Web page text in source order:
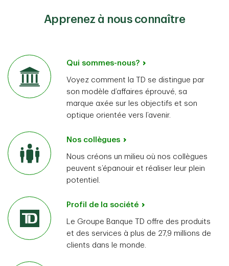
Apprenez à nous connaître
Qui sommes-nous?
Voyez comment la TD se distingue par
son modèle d’affaires éprouvé, sa
marque axée sur les objectifs et son
optique orientée vers l’avenir.
Nos collègues
Nous créons un milieu où nos collègues
peuvent s’épanouir et réaliser leur plein
potentiel.
Profil de la société
Le Groupe Banque TD offre des produits
et des services à plus de 27,9 millions de
clients dans le monde.